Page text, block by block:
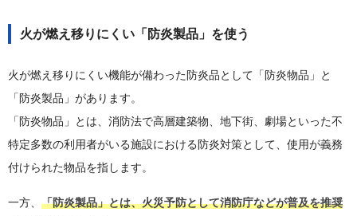
火が燃え移りにくい「防炎製品」を使う
火が燃え移りにくい機能が備わった防炎品として「防炎物品」と
「防炎製品」があります。
「防炎物品」とは、消防法で高層建築物、地下街、劇場といった不
特定多数の利用者がいる施設における防炎対策として、使用が義務
付けられた物品を指します。
一方、 「防炎製品」とは、火災予防として消防庁などが普及を推奨